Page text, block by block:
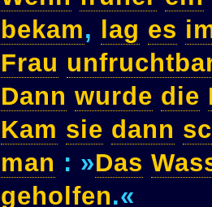
bekam, lag es
Frau
Dann wurde die
Kam sie dann
man : »Das
geholfen.«